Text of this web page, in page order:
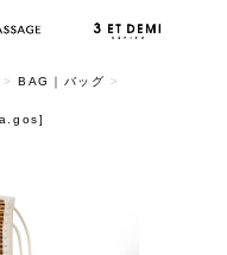
> BAG｜バッグ >
]